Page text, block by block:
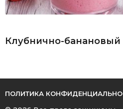
Клубнично-банановый
ПОЛИТИКА